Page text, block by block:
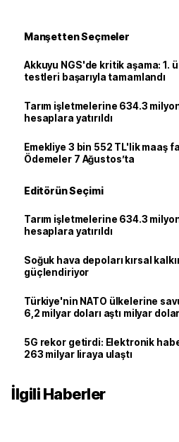
Manşetten Seçmeler
Akkuyu NGS'de kritik aşama: 1.
testleri başarıyla tamamlandı
Tarım işletmelerine 634.3
hesaplara yatırıldı
Emekliye 3 bin 552 TL'lik maaş
Ödemeler 7 Ağustos’ta
Editörün Seçimi
Tarım işletmelerine 634.3
hesaplara yatırıldı
Soğuk hava depoları kırsal
güçlendiriyor
Türkiye'nin NATO ülkelerine
6,2 milyar doları aştı milyar
5G rekor getirdi: Elektronik
263 milyar liraya ulaştı
İlgili Haberler